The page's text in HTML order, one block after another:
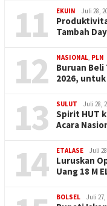
11 EKUIN Juli 28,
Tambah
12 NASIONAL, PLN
Buruan Beli
2026,
13 SULUT Juli 28,
Spirit HUT
Acara
14 ETALASE Juli
Luruskan
Uang 18 M
BOLSEL Juli 27,